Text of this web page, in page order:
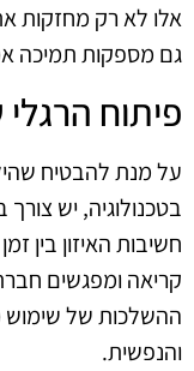
אלו לא רק מחזקות
גם מספקות תמיכה
פיתוח
על מנת להבטיח
בטכנולוגיה, יש
חשיבות האיזון בין
קריאה ומפגשים
ההשלכות של שימוש
והנפשית.